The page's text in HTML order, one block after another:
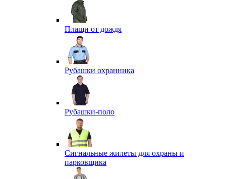
Плащи от дождя
Рубашки охранника
Рубашки-поло
Сигнальные жилеты для охраны и
парковщика